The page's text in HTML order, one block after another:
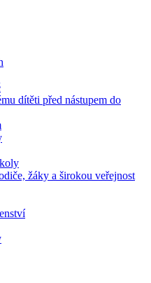
dítěti před nástupem do
žáky a širokou veřejnost